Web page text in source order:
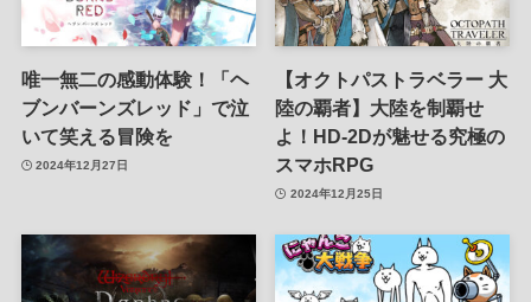
唯一無二の感動体験！「ヘ
ブンバーンズレッド」で泣
いて笑える冒険を
2024年12月27日
【オクトパストラベラー 大
陸の覇者】大陸を制覇せ
よ！HD-2Dが魅せる究極の
スマホRPG
2024年12月25日